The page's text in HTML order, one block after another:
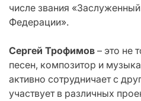
числе звания
Федерации».
Сергей Трофимов – это не
песен, композитор и
активно сотрудничает с
участвует в различных